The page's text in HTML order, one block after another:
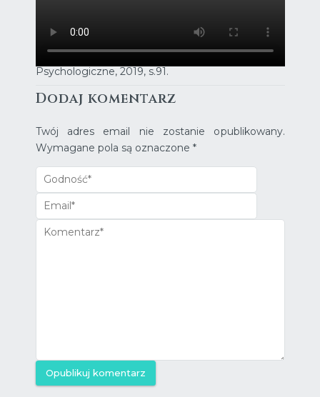
schematów w praktyce. Praca z trybami
schematów”, GWP Gdańskie Wydawnictwo
Psychologiczne, 2019, s.91.
Dodaj komentarz
Twój adres email nie zostanie opublikowany.
Wymagane pola są oznaczone *
Opublikuj komentarz